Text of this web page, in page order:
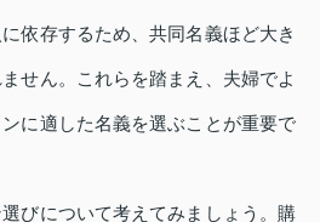
依存するため、共同名義ほど大き
せん。これらを踏まえ、夫婦でよ
に適した名義を選ぶことが重要で
びについて考えてみましょう。購